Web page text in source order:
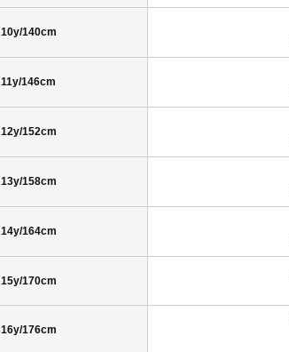
10y/140cm
11y/146cm
12y/152cm
13y/158cm
14y/164cm
15y/170cm
16y/176cm